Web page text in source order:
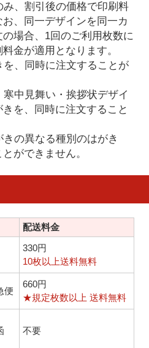
、割引後の価格で印刷料
、同一デザインを同一カ
場合、1回のご利用枚数に
金が適用となります。
、同時に注文することが
中見舞い・挨拶状デザイ
を、同時に注文すること
の異なる種別のはがき
ができません。
配送料金
330円
10枚以上送料無料
便
660円
★規定枚数以上 送料無料
不要